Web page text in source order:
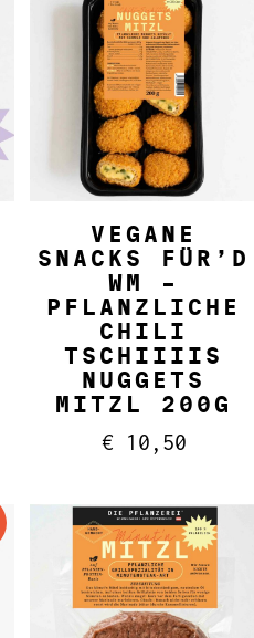
IN DEN WARENKORB
VEGANE
SNACKS FÜR’D
WM –
PFLANZLICHE
CHILI
TSCHIIIIS
NUGGETS
MITZL 200G
€ 10,50